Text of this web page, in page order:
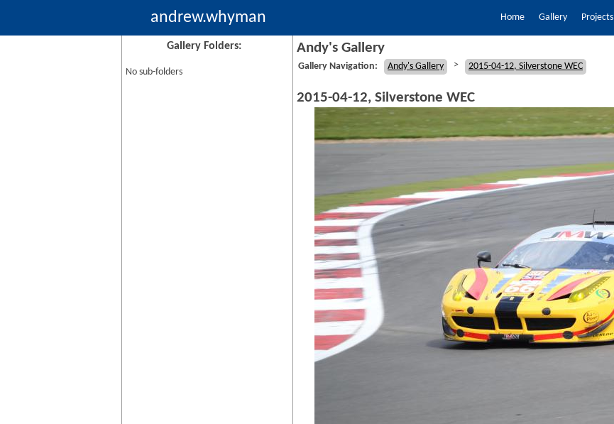
andrew.whyman Home Gallery Projects
Gallery Folders:
No sub-folders
Andy's Gallery
Gallery Navigation: Andy's Gallery > 2015-04-12, Silverstone WEC
2015-04-12, Silverstone WEC